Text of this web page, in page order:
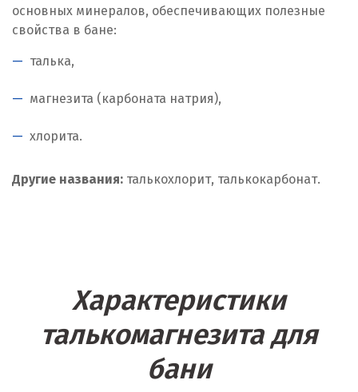
основных минералов, обеспечивающих полезные
свойства в бане:
талька,
магнезита (карбоната натрия),
хлорита.
Другие названия: талькохлорит, талькокарбонат.
Характеристики
талькомагнезита для
бани